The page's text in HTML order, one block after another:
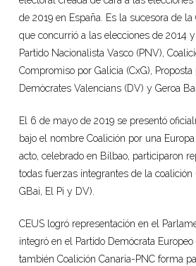
de 2019 en España. Es la sucesora de
que concurrió a las elecciones de 2014
Partido Nacionalista Vasco (PNV),
Compromiso por Galicia (CxG), Proposta
Demòcrates Valencians (DV) y Geroa
El 6 de mayo de 2019 se presentó
bajo el nombre Coalición por una
acto, celebrado en Bilbao, participaron
todas fuerzas integrantes de la coalición
GBai, El Pi y DV).
CEUS logró representación en el
integró en el Partido Demócrata
también Coalición Canaria-PNC forma